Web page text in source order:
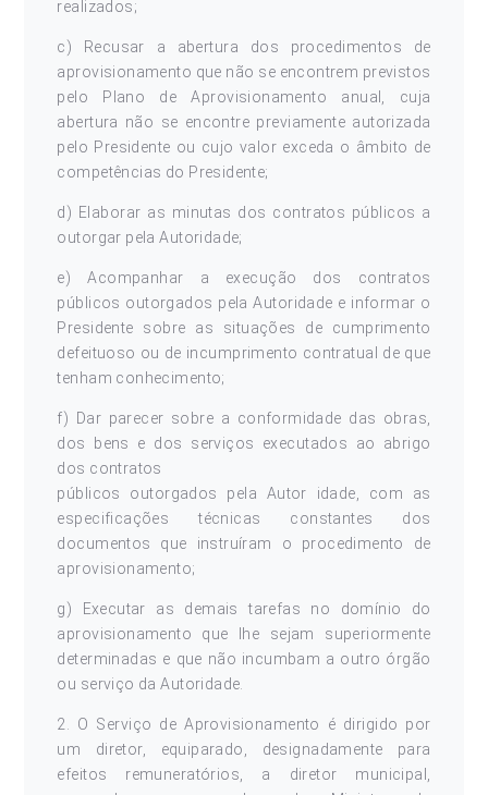
realizados;
c) Recusar a abertura dos procedimentos de
aprovisionamento que não se encontrem previstos
pelo Plano de Aprovisionamento anual, cuja
abertura não se encontre previamente autorizada
pelo Presidente ou cujo valor exceda o âmbito de
competências do Presidente;
d) Elaborar as minutas dos contratos públicos a
outorgar pela Autoridade;
e) Acompanhar a execução dos contratos
públicos outorgados pela Autoridade e informar o
Presidente sobre as situações de cumprimento
defeituoso ou de incumprimento contratual de que
tenham conhecimento;
f) Dar parecer sobre a conformidade das obras,
dos bens e dos serviços executados ao abrigo
dos contratos
públicos outorgados pela Autor idade, com as
especificações técnicas constantes dos
documentos que instruíram o procedimento de
aprovisionamento;
g) Executar as demais tarefas no domínio do
aprovisionamento que lhe sejam superiormente
determinadas e que não incumbam a outro órgão
ou serviço da Autoridade.
2. O Serviço de Aprovisionamento é dirigido por
um diretor, equiparado, designadamente para
efeitos remuneratórios, a diretor municipal,